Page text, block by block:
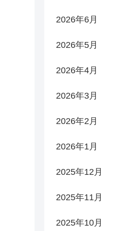
2026年6月
2026年5月
2026年4月
2026年3月
2026年2月
2026年1月
2025年12月
2025年11月
2025年10月